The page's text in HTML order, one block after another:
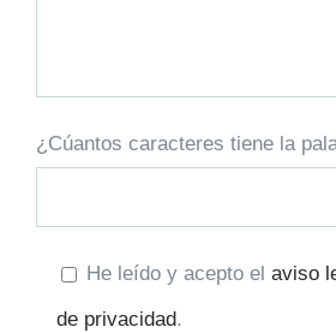
¿Cúantos caracteres tiene la
He leído y acepto el aviso
de privacidad.